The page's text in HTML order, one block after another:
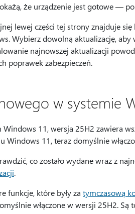
że urządzenie jest gotowe —
lewej części tej strony znajduje
Wybierz dowolną aktualizację,
najnowszej aktualizacji
poprawek zabezpieczeń.
w systemie
Windows 11, wersja 25H2 zawiera
Windows 11, teraz domyślnie
co zostało wydane wraz z
.
funkcje, które były za tymczasową
włączone w wersji 25H2. Są